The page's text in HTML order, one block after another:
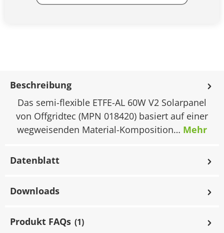
Beschreibung
Das semi-flexible ETFE-AL 60W V2 Solarpanel
von Offgridtec (MPN 018420) basiert auf einer
wegweisenden Material-Komposition… Mehr
Datenblatt
Downloads
Produkt FAQs (1)